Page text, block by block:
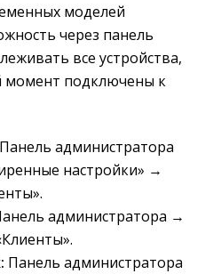
моделей
через панель
все устройства,
момент подключены к
Панель администратора
настройки» →
администратора →
Панель администратора